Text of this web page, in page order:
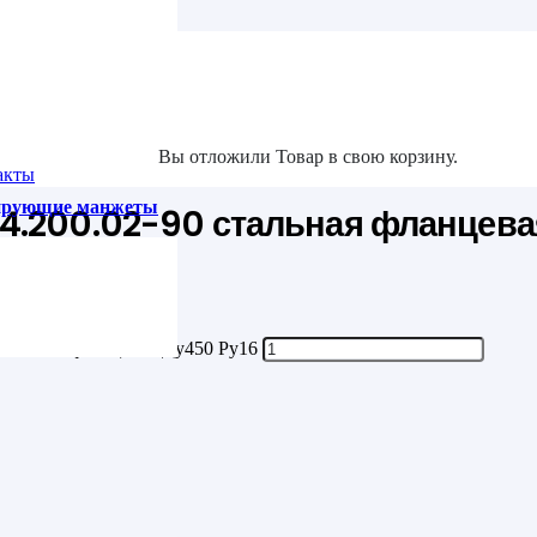
манжеты
Вы отложили Товар в свою корзину.
90 стальная
фланцевая Ду450 Ру16